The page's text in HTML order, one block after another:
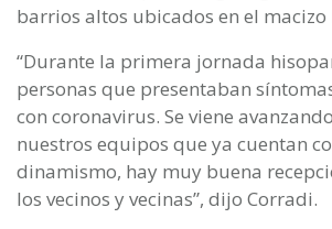
barrios altos ubicados en el macizo
“Durante la primera jornada
personas que presentaban
con coronavirus. Se viene
nuestros equipos que ya cuentan
dinamismo, hay muy buena
los vecinos y vecinas”, dijo Corradi.